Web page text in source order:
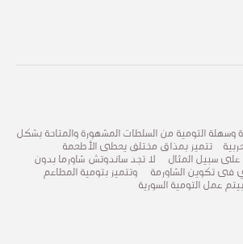
وسهلة التومية من السلطات المشهورة والمتاحة بشكل
تتميز بمذاق مختلف يعطى الأطعمة
سبيل المثال لا تجد ساندوتش شاورما بدون
فى تكوين الشاورمة وتتميز بتومية المطاعم
عمل التومية السورية